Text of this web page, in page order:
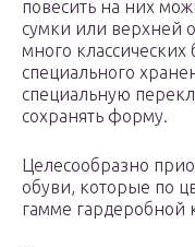
повесить на них
сумки или верхней
много
специального
специальную
сохранять форму.
Целесообразно
обуви, которые по
гамме гардеробной